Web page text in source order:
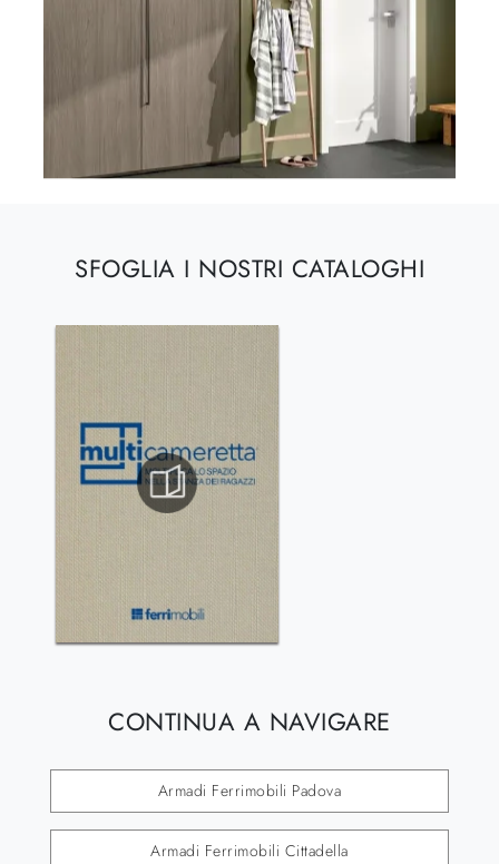
SFOGLIA I NOSTRI CATALOGHI
CONTINUA A NAVIGARE
Armadi Ferrimobili Padova
Armadi Ferrimobili Cittadella